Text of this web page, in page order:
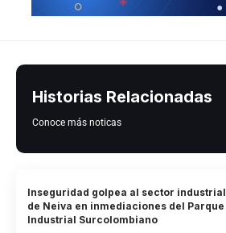
Historias Relacionadas
Conoce más noticas
Inseguridad golpea al sector industrial
de Neiva en inmediaciones del Parque
Industrial Surcolombiano